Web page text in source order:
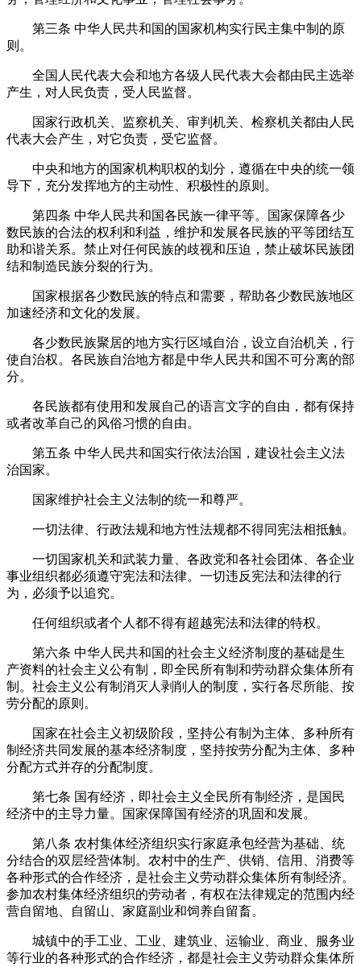
第三条 中华人民共和国的国家机构实行民主集中制的原
则。
全国人民代表大会和地方各级人民代表大会都由民主选举
产生，对人民负责，受人民监督。
国家行政机关、监察机关、审判机关、检察机关都由人民
代表大会产生，对它负责，受它监督。
中央和地方的国家机构职权的划分，遵循在中央的统一领
导下，充分发挥地方的主动性、积极性的原则。
第四条 中华人民共和国各民族一律平等。国家保障各少
数民族的合法的权利和利益，维护和发展各民族的平等团结互
助和谐关系。禁止对任何民族的歧视和压迫，禁止破坏民族团
结和制造民族分裂的行为。
国家根据各少数民族的特点和需要，帮助各少数民族地区
加速经济和文化的发展。
各少数民族聚居的地方实行区域自治，设立自治机关，行
使自治权。各民族自治地方都是中华人民共和国不可分离的部
分。
各民族都有使用和发展自己的语言文字的自由，都有保持
或者改革自己的风俗习惯的自由。
第五条 中华人民共和国实行依法治国，建设社会主义法
治国家。
国家维护社会主义法制的统一和尊严。
一切法律、行政法规和地方性法规都不得同宪法相抵触。
一切国家机关和武装力量、各政党和各社会团体、各企业
事业组织都必须遵守宪法和法律。一切违反宪法和法律的行
为，必须予以追究。
任何组织或者个人都不得有超越宪法和法律的特权。
第六条 中华人民共和国的社会主义经济制度的基础是生
产资料的社会主义公有制，即全民所有制和劳动群众集体所有
制。社会主义公有制消灭人剥削人的制度，实行各尽所能、按
劳分配的原则。
国家在社会主义初级阶段，坚持公有制为主体、多种所有
制经济共同发展的基本经济制度，坚持按劳分配为主体、多种
分配方式并存的分配制度。
第七条 国有经济，即社会主义全民所有制经济，是国民
经济中的主导力量。国家保障国有经济的巩固和发展。
第八条 农村集体经济组织实行家庭承包经营为基础、统
分结合的双层经营体制。农村中的生产、供销、信用、消费等
各种形式的合作经济，是社会主义劳动群众集体所有制经济。
参加农村集体经济组织的劳动者，有权在法律规定的范围内经
营自留地、自留山、家庭副业和饲养自留畜。
城镇中的手工业、工业、建筑业、运输业、商业、服务业
等行业的各种形式的合作经济，都是社会主义劳动群众集体所